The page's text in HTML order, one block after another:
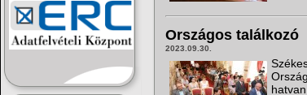
Országos találkozó
2023.09.30.